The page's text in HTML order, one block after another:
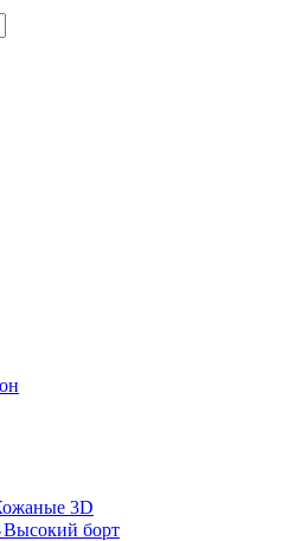
3D
Высокий борт